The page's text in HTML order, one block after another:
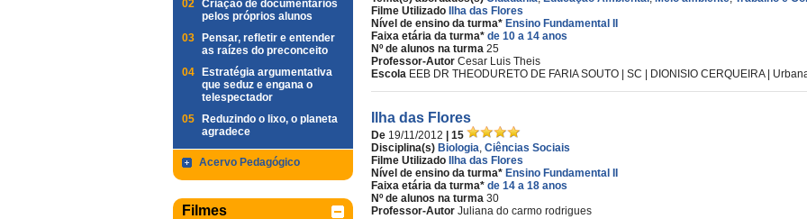
02 Criação de documentários
pelos próprios alunos
03
Pensar, refletir e entender
as raízes do preconceito
04
Estratégia argumentativa
que seduz e engana o
telespectador
05
Reduzindo o lixo, o planeta
agradece
Acervo Pedagógico
Filmes
Filme Utilizado
Ilha das Flores
Nível de ensino da turma* Ensino Fundamental II
Faixa etária da turma* de 10 a 14 anos
Nº de alunos na turma 25
Professor-Autor Cesar Luis Theis
Escola EEB DR THEODURETO DE FARIA SOUTO | SC | DIONISIO CERQUEIRA |
Ilha das Flores
De 19/11/2012
| 15
Disciplina(s) Biologia, Ciências Sociais
Filme Utilizado
Ilha das Flores
Nível de ensino da turma* Ensino Fundamental II
Faixa etária da turma* de 14 a 18 anos
Nº de alunos na turma 30
Professor-Autor Juliana do carmo rodrigues